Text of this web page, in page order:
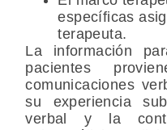
específicas
terapeuta.
La información
pacientes
comunicaciones
su experiencia
verbal y la